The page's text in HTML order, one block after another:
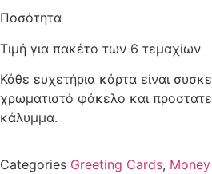
Ποσότητα
Τιμή για πακέτο των 6 τεμαχίων
Κάθε ευχετήρια κάρτα είναι
χρωματιστό φάκελο και
κάλυμμα.
Categories Greeting Cards,